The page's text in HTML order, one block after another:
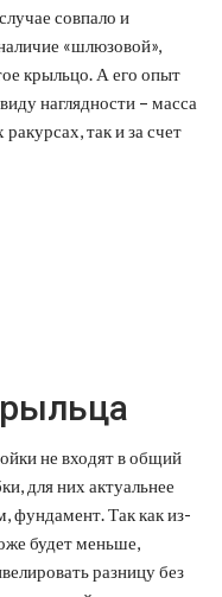
совпало и
«шлюзовой»,
крыльцо. А его опыт
наглядности – масса
так и за счет
не входят в общий
для них актуальнее
фундамент. Так как из-
будет меньше,
разницу без